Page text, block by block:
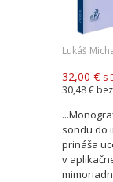
Lukáš
32,00 € s
30,48 €
sondu do
prináša
v